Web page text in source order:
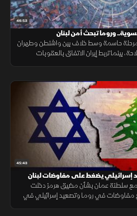
46:53
وروما تبحث أمن لبنان
حاسمة وسط خلاف بين واشنطن وطهران
بينما تربط إيران الاتفاق بالعقوبات
45:43
إسرائيلي يضغط على مفاوضات لبنان
سلطنة عمان بشأن مضيق هرمز دخلت
مع مفاوضات في روما وتصعيد إسرائيلي في